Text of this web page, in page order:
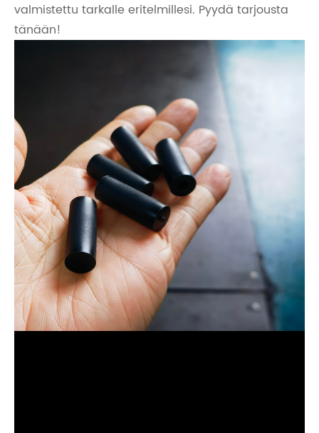
valmistettu tarkalle eritelmillesi. Pyydä tarjousta
tänään!